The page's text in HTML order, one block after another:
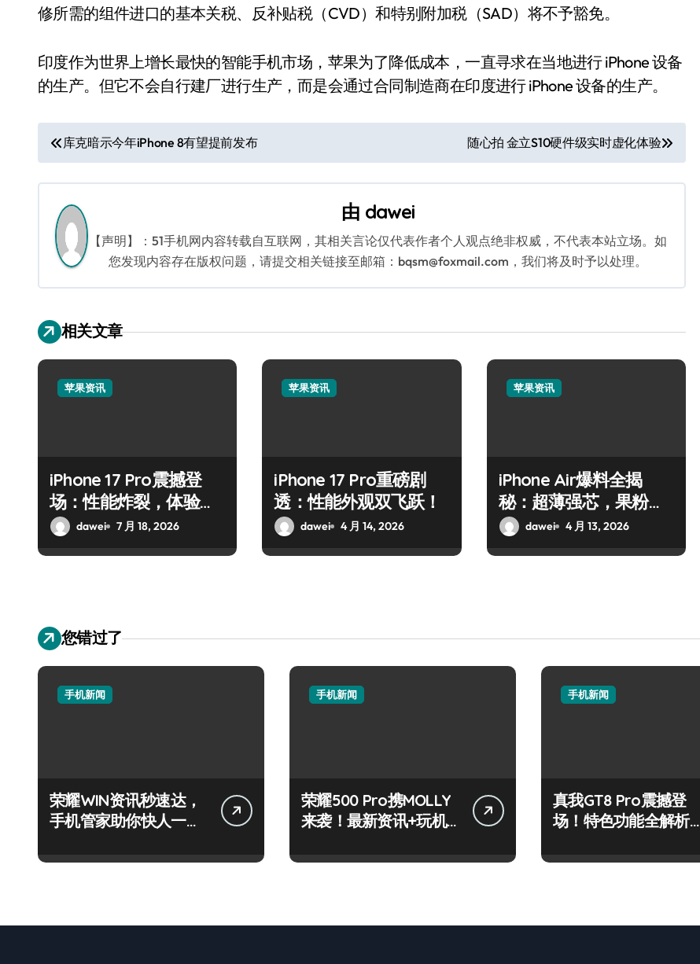
修所需的组件进口的基本关税、反补贴税（CVD）和特别附加税（SAD）将不予豁免。
印度作为世界上增长最快的智能手机市场，苹果为了降低成本，一直寻求在当地进行 iPhone 设备
的生产。但它不会自行建厂进行生产，而是会通过合同制造商在印度进行 iPhone 设备的生产。
文
章
航
库克暗示今年iPhone 8有望提前发布 随心拍 金立S10硬件级实时虚化体验
由 dawei
【声明】：51手机网内容转载自互联网，其相关言论仅代表作者个人观点绝非权威，不代表本站立场。如
您发现内容存在版权问题，请提交相关链接至邮箱：bqsm@foxmail.com，我们将及时予以处理。
相关文章
苹果资讯
iPhone 17 Pro震撼登
场：性能炸裂，体验全
面升维
dawei 7 月 18, 2026
苹果资讯
iPhone 17 Pro重磅剧
透：性能外观双飞跃！
dawei 4 月 14, 2026
苹果资讯
iPhone Air爆料全揭
秘：超薄强芯，果粉狂
喜！dawei 4 月 13, 2026
您错过了
手机新闻
荣耀WIN资讯秒速达，
手机管家助你快人一步
手机新闻
荣耀500 Pro携MOLLY
来袭！最新资讯+玩机
手机新闻
真我GT8 Pro震撼登
场！特色功能全解析，